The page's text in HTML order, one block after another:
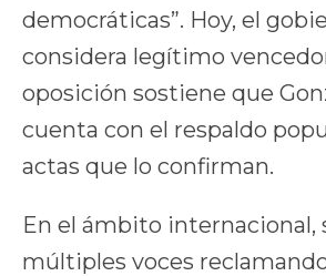
democráticas”. Hoy, el
considera legítimo
oposición sostiene que
cuenta con el respaldo
actas que lo confirman.
En el ámbito internacional,
múltiples voces